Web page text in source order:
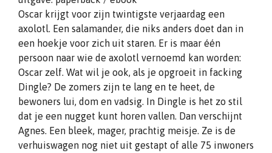
Oscar krijgt voor zijn twintigste verjaardag een
axolotl. Een salamander, die niks anders doet dan in
een hoekje voor zich uit staren. Er is maar één
persoon naar wie de axolotl vernoemd kan worden:
Oscar zelf. Wat wil je ook, als je opgroeit in facking
Dingle? De zomers zijn te lang en te heet, de
bewoners lui, dom en vadsig. In Dingle is het zo stil
dat je een nugget kunt horen vallen. Dan verschijnt
Agnes. Een bleek, mager, prachtig meisje. Ze is de
verhuiswagen nog niet uit gestapt of alle 75 inwoners